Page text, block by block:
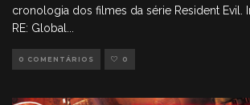
cronologia dos filmes da série Resident Evil.
RE: Global
0 COMENTÁRIOS 0